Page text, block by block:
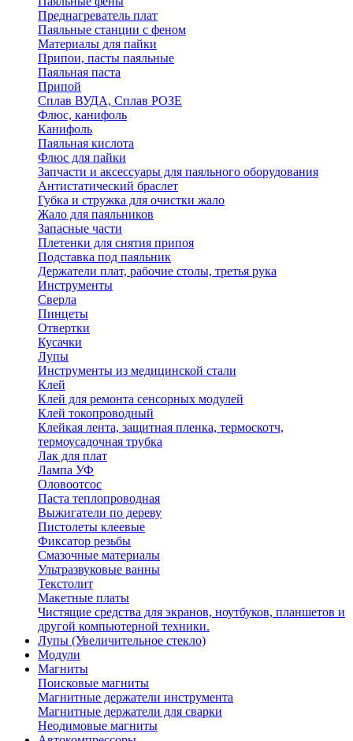
Преднагреватель плат
Паяльные станции с феном
Материалы для пайки
Припои, пасты паяльные
Паяльная паста
Припой
Сплав ВУДА, Сплав РОЗЕ
Флюс, канифоль
Канифоль
Паяльная кислота
Флюс для пайки
Запчасти и аксессуары для паяльного оборудования
Антистатический браслет
Губка и стружка для очистки жало
Жало для паяльников
Запасные части
Плетенки для снятия припоя
Подставка под паяльник
Держатели плат, рабочие столы, третья рука
Инструменты
Сверла
Пинцеты
Отвертки
Кусачки
Лупы
Инструменты из медицинской стали
Клей
Клей для ремонта сенсорных модулей
Клей токопроводный
Клейкая лента, защитная пленка, термоскотч,
термоусадочная трубка
Лак для плат
Лампа УФ
Оловоотсос
Паста теплопроводная
Выжигатели по дереву
Пистолеты клеевые
Фиксатор резьбы
Смазочные материалы
Ультразвуковые ванны
Текстолит
Макетные платы
Чистящие средства для экранов, ноутбуков, планшетов и
другой компьютерной техники.
Лупы (Увеличительное стекло)
Модули
Магниты
Поисковые магниты
Магнитные держатели инструмента
Магнитные держатели для сварки
Неодимовые магниты